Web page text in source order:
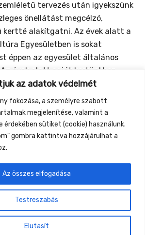
az adatok védelmét
fokozása, a személyre szabott
megjelenítése, valamint a
érdekében sütiket (cookie) használunk.
gombra kattintva hozzájárulhat a
Testreszabás
Elutasít
Az összes elfogadása
tervezés után igyekszünk
önellátást megcélzó,
kertté alakítgatni. Az évek alatt a
Egyesületben is sokat
éppen az egyesület általános
Az évek alatt saját kertünkben
tapasztalatot szereztem
témában, emellett sok haladó
és ismerősöm kertjeiből is
2026. augusztus 27-30.,
Csobánkapuszta